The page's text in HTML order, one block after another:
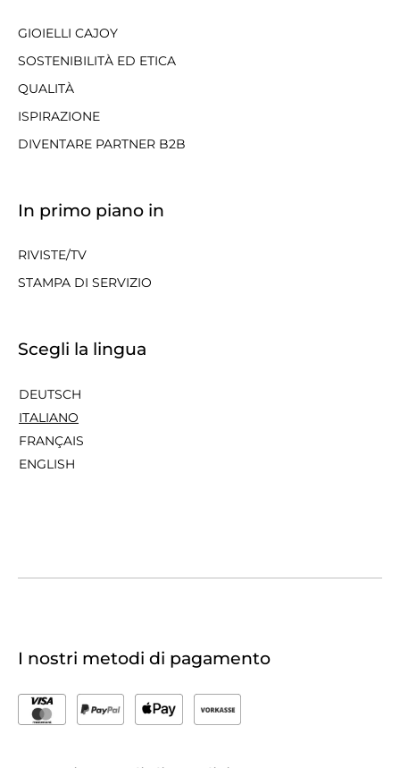
GIOIELLI CAJOY
SOSTENIBILITÀ ED ETICA
QUALITÀ
ISPIRAZIONE
DIVENTARE PARTNER B2B
In primo piano in
RIVISTE/TV
STAMPA DI SERVIZIO
Scegli la lingua
DEUTSCH
ITALIANO
FRANÇAIS
ENGLISH
I nostri metodi di pagamento